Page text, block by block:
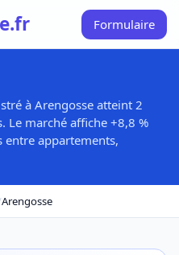
Formulaire
à Arengosse atteint 2
Le marché affiche +8,8 %
entre appartements,
Arengosse